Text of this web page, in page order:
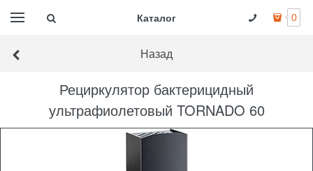
Каталог 0
Назад
Рециркулятор бактерицидный
ультрафиолетовый TORNADO 60